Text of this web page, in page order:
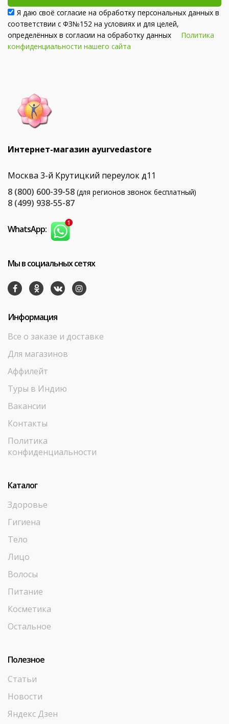
Я даю своё согласие на обработку персональных данных в
соответствии с ФЗ№152 на условиях и для целей,
определённых в согласии на обработку данных Политика
конфиденциальности нашего сайта
Интернет-магазин ayurvedastore
Москва 3-й Крутицкий переулок д11
8 (800) 600-39-58 (для регионов звонок бесплатный)
8 (499) 938-55-87
WhatsApp:
Мы в социальных сетях
Информация
Все о заказе и доставке
Для магазинов
Аффилейт
Туры в Индию
Вакансии
Контакты
Политика
конфиденциальности
Каталог
Здоровье
Гигиена
Тело
Лицо
Волосы
Питание
Косметика
Остальное
Полезное
Статьи
Новости
Яндекс Дзен